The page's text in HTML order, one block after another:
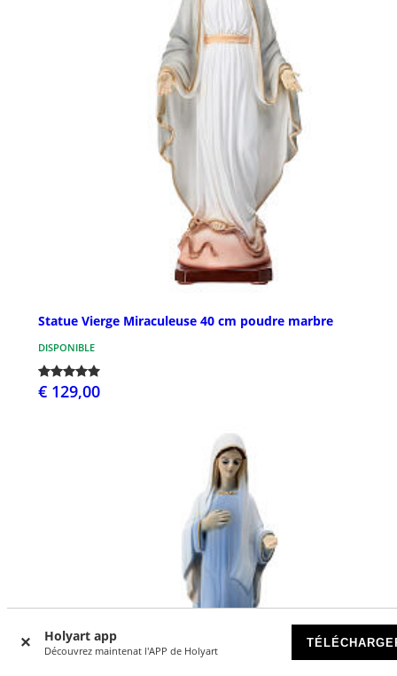
Holyart app
Découvrez maintenat l'APP de Holyart
Statue Vierge Miraculeuse 40 cm poudre marbre
DISPONIBLE
€ 129,00